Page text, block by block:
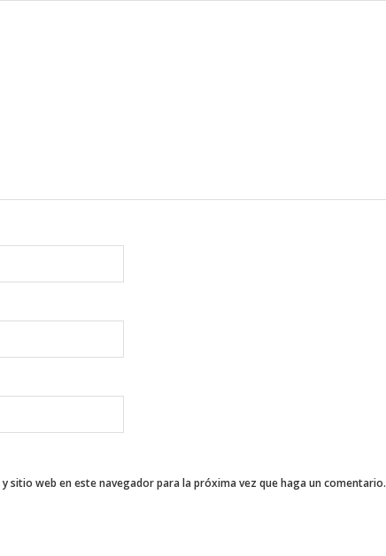
sitio web en este navegador para la próxima vez que haga un comentario.